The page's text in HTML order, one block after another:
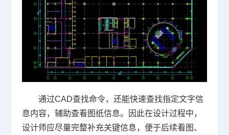
通过CAD查找命令，还能快速查找指定文字信
息内容，辅助查看图纸信息。因此在设计过程中，
设计师应尽量完整补充关键信息，便于后续看图、